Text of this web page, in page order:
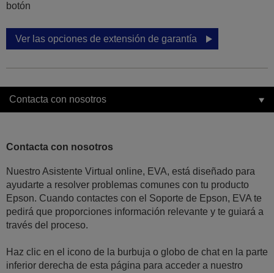
botón
Ver las opciones de extensión de garantía
Contacta con nosotros
Contacta con nosotros
Nuestro Asistente Virtual online, EVA, está diseñado para
ayudarte a resolver problemas comunes con tu producto
Epson. Cuando contactes con el Soporte de Epson, EVA te
pedirá que proporciones información relevante y te guiará a
través del proceso.
Haz clic en el icono de la burbuja o globo de chat en la parte
inferior derecha de esta página para acceder a nuestro